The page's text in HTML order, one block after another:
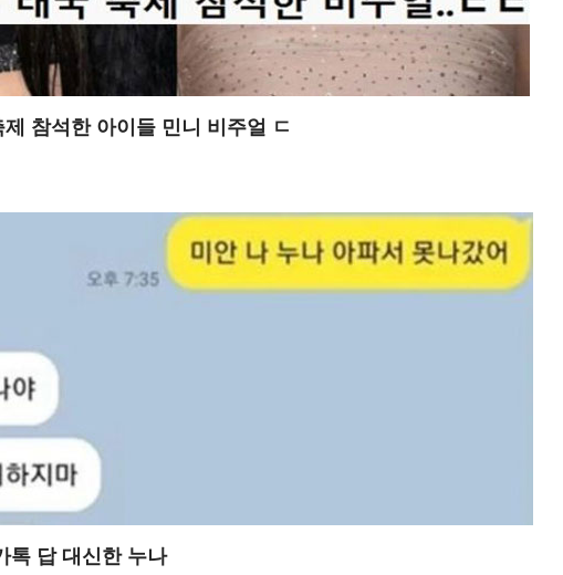
참석한 아이들 민니 비주얼 ㄷ
톡 답 대신한 누나